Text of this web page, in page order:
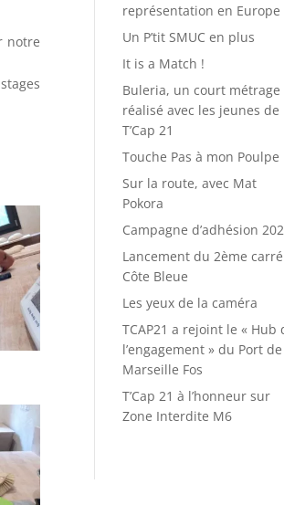
notre
représentation en Europe
Un P’tit SMUC en plus
It is a Match !
Buleria, un court métrage
réalisé avec les jeunes de
T’Cap 21
Touche Pas à mon Poulpe
Sur la route, avec Mat
Pokora
Campagne d’adhésion
Lancement du 2ème carré
Côte Bleue
Les yeux de la caméra
TCAP21 a rejoint le « Hub
l’engagement » du Port de
Marseille Fos
T’Cap 21 à l’honneur sur
Zone Interdite M6